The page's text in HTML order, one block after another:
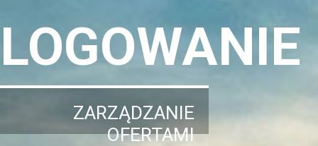
LOGOWANIE
ZARZĄDZANIE
OFERTAMI